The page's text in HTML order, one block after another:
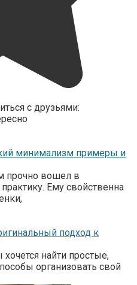
с друзьями:
минимализм примеры и
прочно вошел в
Ему свойственна
подход к
найти простые,
организовать свой